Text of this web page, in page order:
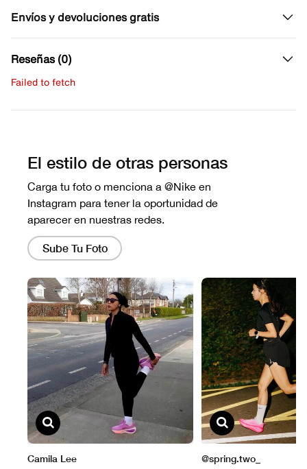
Envíos y devoluciones gratis
Reseñas (0)
Failed to fetch